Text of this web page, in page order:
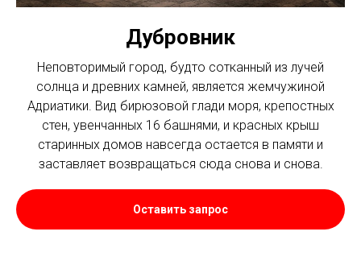
Дубровник
Неповторимый город, будто сотканный из лучей
солнца и древних камней, является жемчужиной
Адриатики. Вид бирюзовой глади моря, крепостных
стен, увенчанных 16 башнями, и красных крыш
старинных домов навсегда остается в памяти и
заставляет возвращаться сюда снова и снова.
Оставить запрос